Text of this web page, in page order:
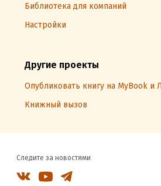
Библиотека для компаний
Настройки
Другие проекты
Опубликовать книгу на MyBook и
Книжный вызов
Следите за новостями